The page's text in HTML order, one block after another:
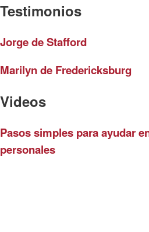
Testimonios
Jorge de Stafford
Marilyn de Fredericksburg
Videos
Pasos simples para ayudar
personales